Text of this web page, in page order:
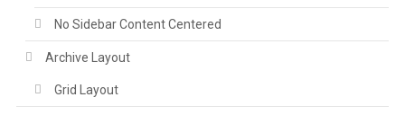
No Sidebar Content Centered
Archive Layout
Grid Layout